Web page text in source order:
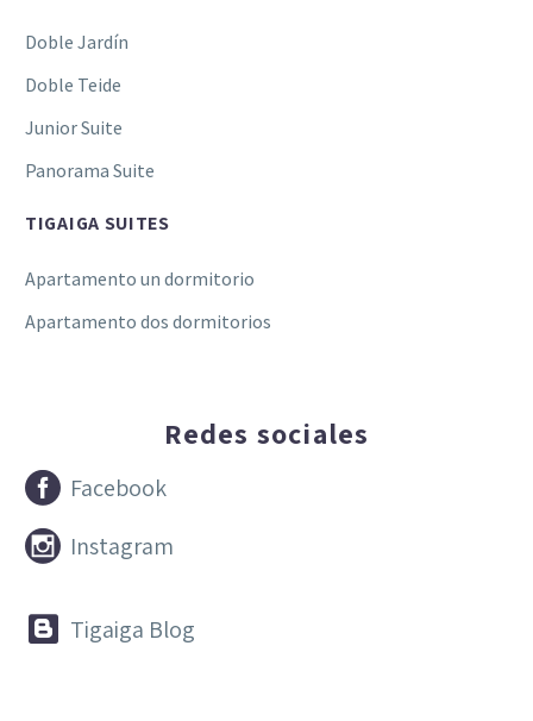
Doble Jardín
Doble Teide
Junior Suite
Panorama Suite
TIGAIGA SUITES
Apartamento un dormitorio
Apartamento dos dormitorios
Redes sociales

 Facebook

 Instagram

 Tigaiga Blog